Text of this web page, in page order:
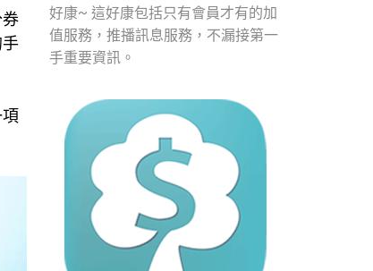
好康~ 這好康包括只有會員才有的加
值服務，推播訊息服務，不漏接第一
手重要資訊。